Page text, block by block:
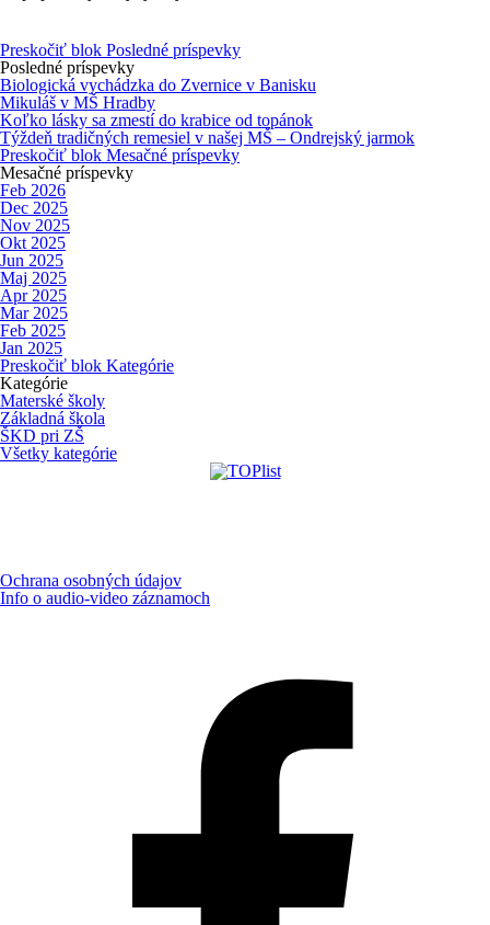
Preskočiť blok Posledné príspevky
Posledné príspevky
Biologická vychádzka do Zvernice v Banisku
Mikuláš v MŠ Hradby
Koľko lásky sa zmestí do krabice od topánok
Týždeň tradičných remesiel v našej MŠ – Ondrejský jarmok
Preskočiť blok Mesačné príspevky
Mesačné príspevky
Feb 2026
Dec 2025
Nov 2025
Okt 2025
Jun 2025
Maj 2025
Apr 2025
Mar 2025
Feb 2025
Jan 2025
Preskočiť blok Kategórie
Kategórie
Materské školy
Základná škola
ŠKD pri ZŠ
Všetky kategórie
Ochrana osobných údajov
Info o audio-video záznamoch